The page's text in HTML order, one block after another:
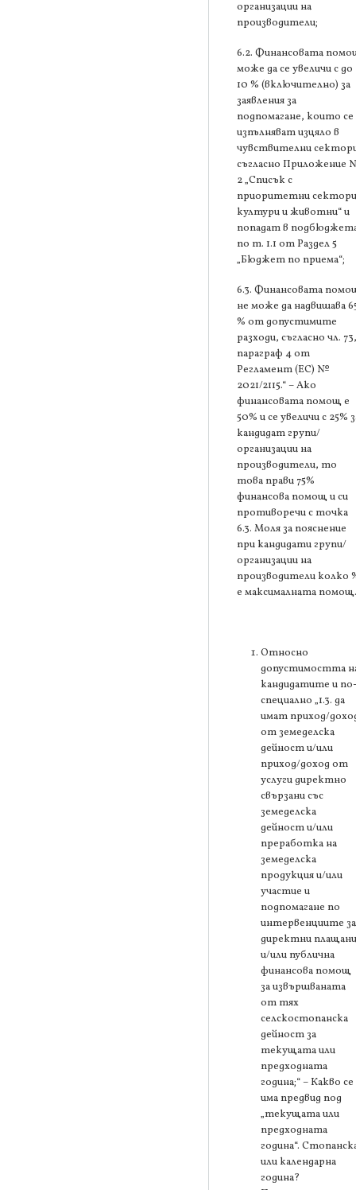
организации на
производители;
6.2. Финансовата
може да се увеличи с до
10 % (включително) за
заявления за
подпомагане, които се
изпълняват изцяло в
чувствителни
съгласно Приложение
2 „Списък с
приоритетни
култури и животни“ и
попадат в
по т. 1.1 от Раздел 5
„Бюджет по приема“;
6.3. Финансовата
не може да надвишава
% от допустимите
разходи, съгласно чл. 73,
параграф 4 от
Регламент (ЕС) №
2021/2115.“ – Ако
финансовата помощ е
50% и се увеличи с 25%
кандидат групи/
организации на
производители, то
това прави 75%
финансова помощ и си
противоречи с точка
6.3. Моля за пояснение
при кандидати групи/
организации на
производители колко
е максималната помощ.
Относно
допустимостта
кандидатите и по-
специално „1.3. да
имат приход/
от земеделска
дейност и/или
приход/доход от
услуги директно
свързани със
земеделска
дейност и/или
преработка на
земеделска
продукция и/или
участие и
подпомагане по
интервенциите за
директни
и/или публична
финансова помощ
за извършваната
от тях
селскостопанска
дейност за
текущата или
предходната
година;“ – Какво се
има предвид под
„текущата или
предходната
година“.
или календарна
година?